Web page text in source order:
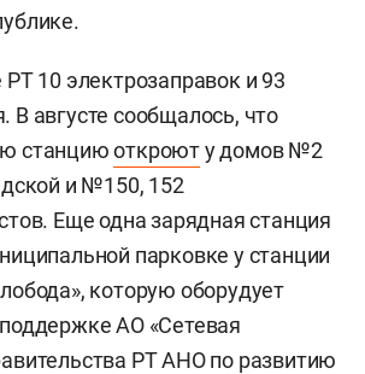
10 электрозаправок и 93
В августе сообщалось, что
станциюоткроюту домов №2
и №150, 152
Еще одна зарядная станция
парковке у станции
которую оборудует
АО «Сетевая
РТ АНО по развитию